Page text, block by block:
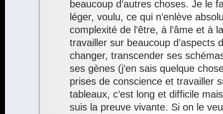
beaucoup d’autres choses. Je le
léger, voulu, ce qui n’enlève
complexité de l’être, à l’âme et à
travailler sur beaucoup d’aspects
changer, transcender ses
ses gènes (j’en sais quelque
prises de conscience et travailler
tableaux, c’est long et difficile
suis la preuve vivante. Si on le